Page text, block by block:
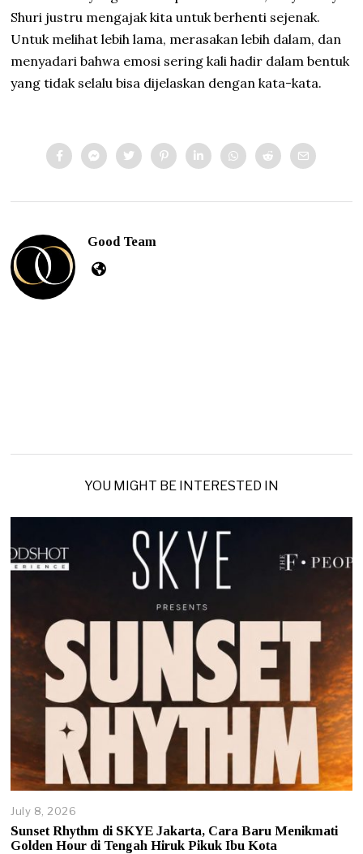
Shuri justru mengajak kita untuk berhenti sejenak.
Untuk melihat lebih lama, merasakan lebih dalam, dan
menyadari bahwa emosi sering kali hadir dalam bentuk
yang tidak selalu bisa dijelaskan dengan kata-kata.
Good Team
YOU MIGHT BE INTERESTED IN
July 8, 2026
u
l
Sunset Rhythm di SKYE Jakarta, Cara Baru Menikmati
Golden Hour di Tengah Hiruk Pikuk Ibu Kota